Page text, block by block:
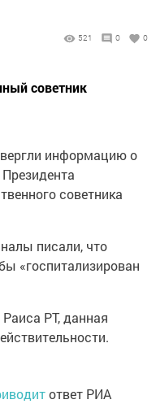
521 0 0
советник
информацию о
советника
писали, что
«госпитализирован
РТ, данная
ответ РИА